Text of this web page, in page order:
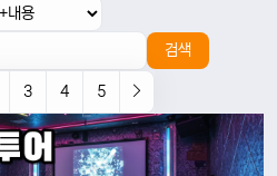
검색
3 4 5